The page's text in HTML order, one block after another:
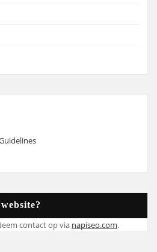
contact op via napiseo.com.